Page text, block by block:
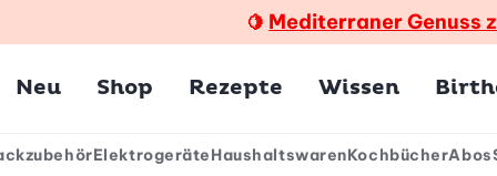
🍋 Mediterraner Genuss
Neu Shop Rezepte Wissen
ElektrogeräteHaushaltswarenKochbücherAbos